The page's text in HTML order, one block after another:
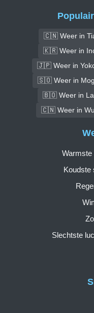
🇨🇳 Weer in
🇰🇷 Weer in
🇯🇵 Weer in
🇸🇴 Weer in
🇧🇴 Weer in La
🇨🇳 Weer in
Warmste
Koudste
Slechtste